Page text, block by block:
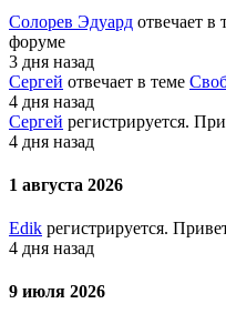
Солорев Эдуард отвечает в
форуме
3 дня назад
Сергей отвечает в теме
4 дня назад
Сергей регистрируется.
4 дня назад
1 августа 2026
Edik регистрируется.
4 дня назад
9 июля 2026